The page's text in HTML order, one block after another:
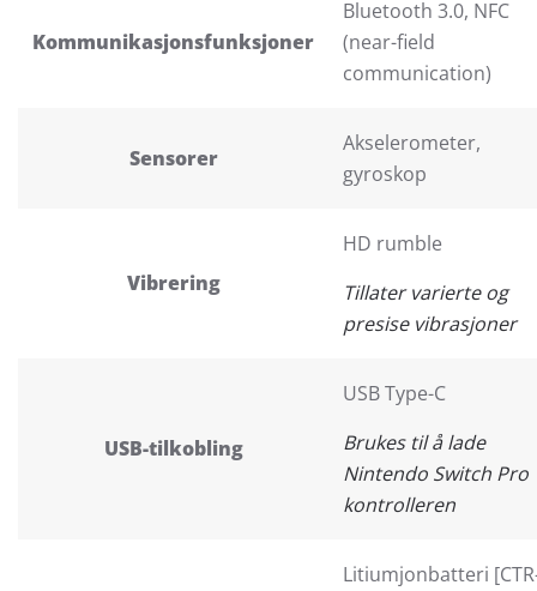
Kommunikasjonsfunksjoner
Bluetooth 3.0, NFC
(near-field
communication)
Sensorer
Akselerometer,
gyroskop
Vibrering
HD rumble
Tillater varierte og
presise vibrasjoner
USB-tilkobling
USB Type-C
Brukes til å lade
Nintendo Switch Pro
kontrolleren
Litiumjonbatteri